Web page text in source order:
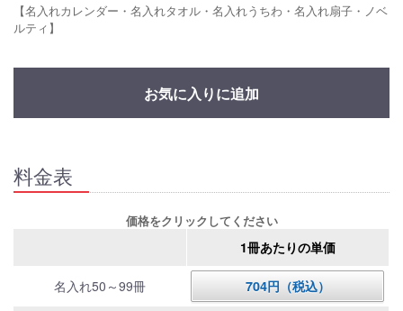
【名入れカレンダー・名入れタオル・名入れうちわ・名入れ扇子・ノベ
ルティ】
お気に入りに追加
料金表
価格をクリックしてください
1冊あたりの単価
名入れ50～99冊 704円（税込）